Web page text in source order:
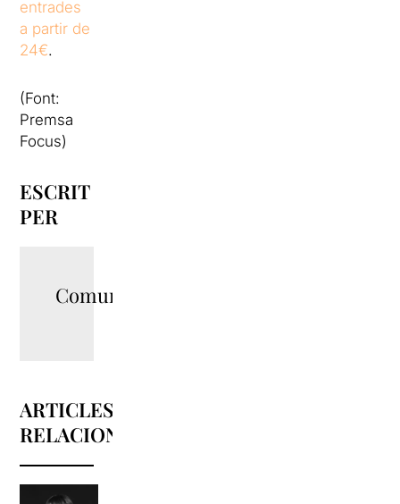
entrades
a partir de
24€.
(Font:
Premsa
Focus)
ESCRIT
PER
Comunicació
ARTICLES
RELACIONATS